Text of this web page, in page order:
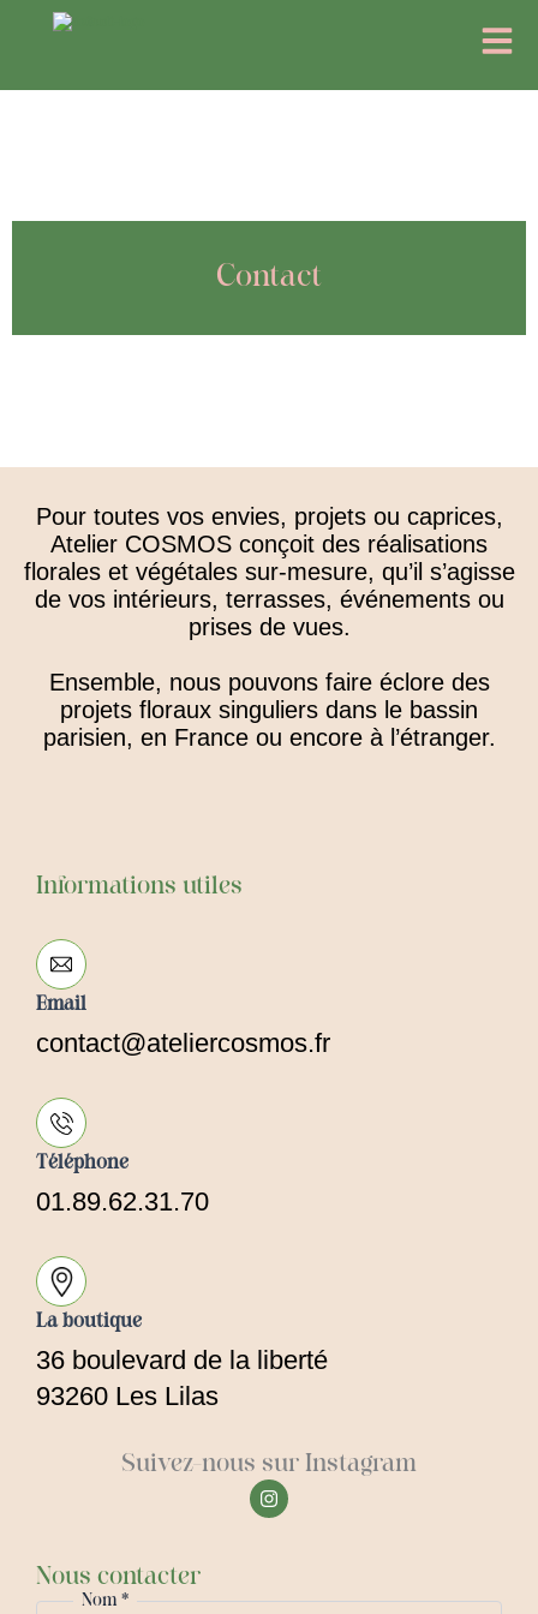
Menu
Contact
Pour toutes vos envies, projets ou caprices,
Atelier COSMOS conçoit des réalisations
florales et végétales sur-mesure, qu’il s’agisse
de vos intérieurs, terrasses, événements ou
prises de vues.
Ensemble, nous pouvons faire éclore des
projets floraux singuliers dans le bassin
parisien, en France ou encore à l’étranger.
Informations utiles
Email
contact@ateliercosmos.fr
Téléphone
01.89.62.31.70
La boutique
36 boulevard de la liberté
93260 Les Lilas
Suivez-nous sur Instagram
I
n
r
Nous contacter
Nom *